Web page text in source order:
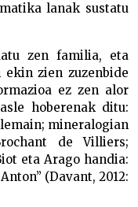
lanak sustatu
zen familia, eta
ekin zien zuzenbide
ez zen alor
hoberenak ditu:
mineralogian
de Villiers;
eta Arago handia:
(Davant, 2012: